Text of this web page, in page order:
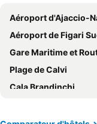
Parco delle Valli
Piazza Azuni 18
Camere Vacanze
Hotel Geranio Rosso
balai suite
Aéroport d'Ajaccio-Napoléon-
Aéroport de Figari
Gare Maritime et Routière
Plage de Calvi
Cala Brandinchi
La Balagne